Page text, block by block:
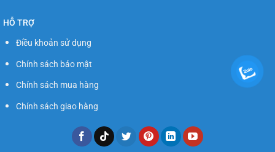
HỖ TRỢ
Điều khoản sử dụng
Chính sách bảo mật
Chính sách mua hàng
Chính sách giao hàng